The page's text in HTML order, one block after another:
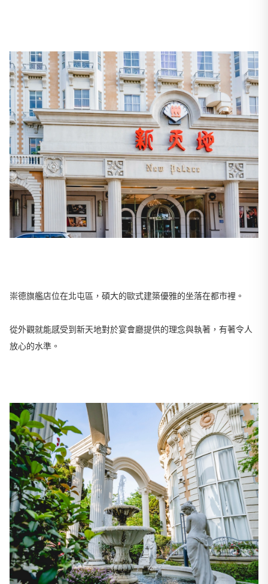
崇德旗艦店位在北屯區，碩大的歐式建築優雅的坐落在都市裡。
從外觀就能感受到新天地對於宴會廳提供的理念與執著，有著令人
放心的水準。